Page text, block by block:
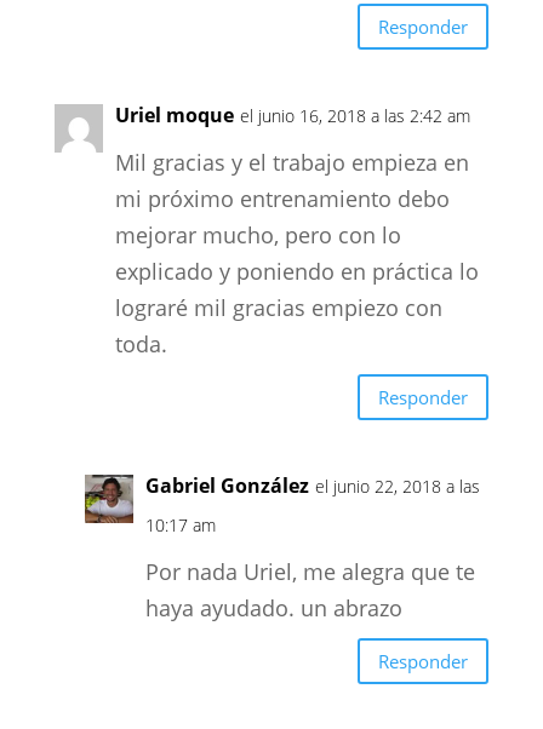
Responder
Uriel moque el junio 16, 2018 a las 2:42 am
Mil gracias y el trabajo empieza en
mi próximo entrenamiento debo
mejorar mucho, pero con lo
explicado y poniendo en práctica lo
lograré mil gracias empiezo con
toda.
Responder
Gabriel González el junio 22, 2018 a las
10:17 am
Por nada Uriel, me alegra que te
haya ayudado. un abrazo
Responder